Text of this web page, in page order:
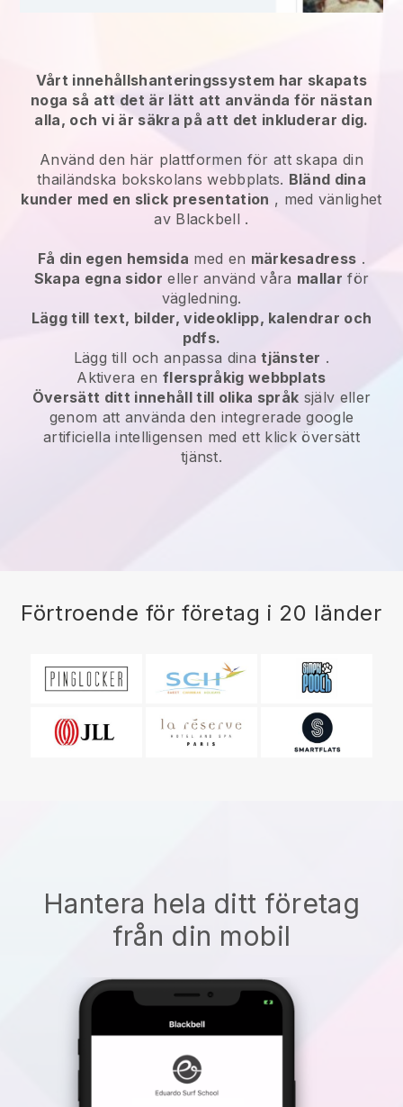
Vårt innehållshanteringssystem har skapats
noga så att det är lätt att använda för nästan
alla, och vi är säkra på att det inkluderar dig.
Använd den här plattformen för att skapa din
thailändska bokskolans webbplats. Bländ dina
kunder med en slick presentation , med vänlighet
av Blackbell .
Få din egen hemsida med en märkesadress .
Skapa egna sidor eller använd våra mallar för
vägledning.
Lägg till text, bilder, videoklipp, kalendrar och
pdfs.
Lägg till och anpassa dinatjänster .
Aktivera enflerspråkig webbplats
Översätt ditt innehåll till olika språk själv eller
genom att använda den integrerade google
artificiella intelligensen med ett klick översätt
tjänst.
Förtroende för företag i 20 länder
Hantera hela ditt företag
från din mobil